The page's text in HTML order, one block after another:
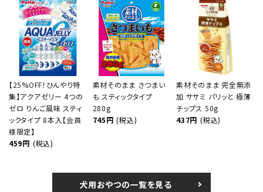
【25%OFF！ひんやり特
集】アクアゼリー 4つの
ゼロ りんご風味 スティ
ックタイプ 8本入【会員
様限定】
459円 (税込)
素材そのまま さつまい
も スティックタイプ
280g
745円 (税込)
素材そのまま 完全無添
加 ササミ パリッと 極薄
チップス 50g
437円 (税込)
犬用おやつの一覧を見る